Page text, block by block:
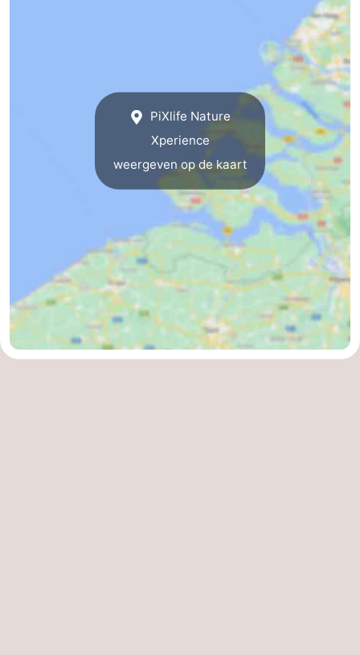
PiXlife Nature
Xperience
weergeven op de kaart